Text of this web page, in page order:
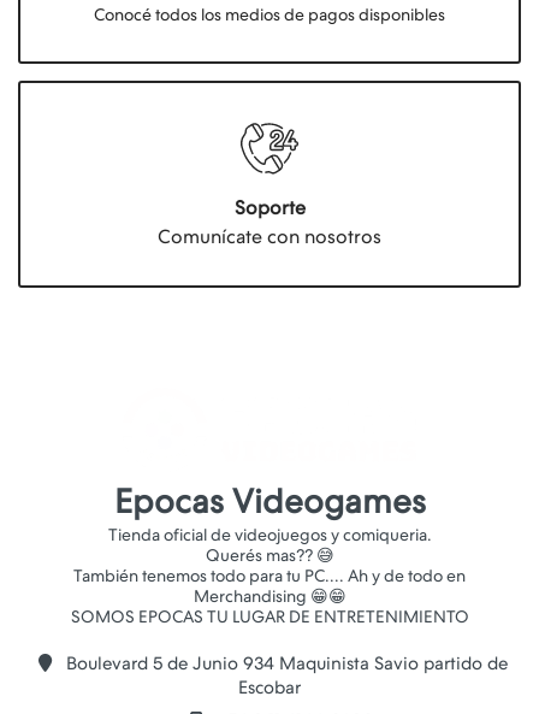
Conocé todos los medios de pagos disponibles
Soporte
Comunícate con nosotros
Epocas Videogames
Tienda oficial de videojuegos y comiqueria.
Querés mas?? 😅
También tenemos todo para tu PC.... Ah y de todo en
Merchandising 😁😁
Boulevard 5 de Junio 934 Maquinista Savio partido de
Escobar